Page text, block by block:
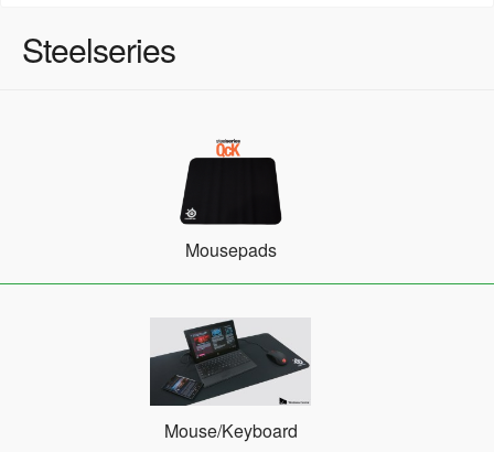
Steelseries
Mousepads
Mouse/Keyboard